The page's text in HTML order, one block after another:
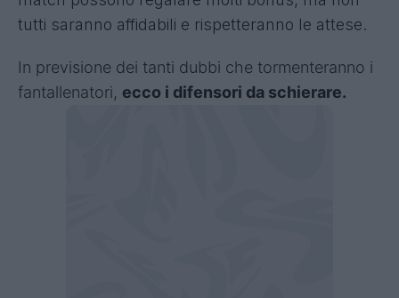
tutti saranno affidabili e rispetteranno le attese.
In previsione dei tanti dubbi che tormenteranno i
fantallenatori, ecco i difensori da schierare.